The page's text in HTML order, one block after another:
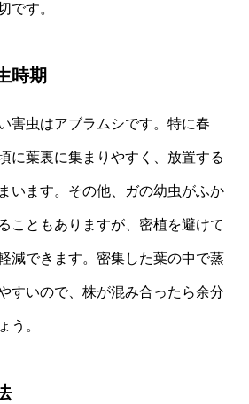
です。
時期
害虫はアブラムシです。特に春
に葉裏に集まりやすく、放置する
います。その他、ガの幼虫がふか
こともありますが、密植を避けて
減できます。密集した葉の中で蒸
すいので、株が混み合ったら余分
う。